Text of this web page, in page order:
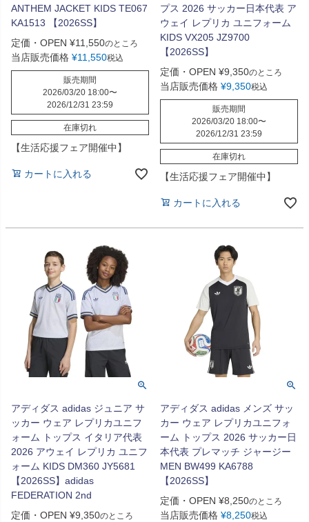
ANTHEM JACKET KIDS TE067
KA1513 【2026SS】
定価・OPEN ¥11,550のところ
当店販売価格 ¥11,550税込
販売期間
2026/03/20 18:00〜
2026/12/31 23:59
在庫切れ
【生活応援フェア開催中】
カートに入れる
プス 2026 サッカー日本代表 ア
ウェイ レプリカ ユニフォーム
KIDS VX205 JZ9700
【2026SS】
定価・OPEN ¥9,350のところ
当店販売価格 ¥9,350税込
販売期間
2026/03/20 18:00〜
2026/12/31 23:59
在庫切れ
【生活応援フェア開催中】
カートに入れる
アディダス adidas ジュニア サ
ッカー ウェア レプリカユニフ
ォーム トップス イタリア代表
2026 アウェイ レプリカ ユニフ
ォーム KIDS DM360 JY5681
【2026SS】adidas
FEDERATION 2nd
定価・OPEN ¥9,350のところ
アディダス adidas メンズ サッ
カー ウェア レプリカユニフォ
ーム トップス 2026 サッカー日
本代表 プレマッチ ジャージー
MEN BW499 KA6788
【2026SS】
定価・OPEN ¥8,250のところ
当店販売価格 ¥8,250税込